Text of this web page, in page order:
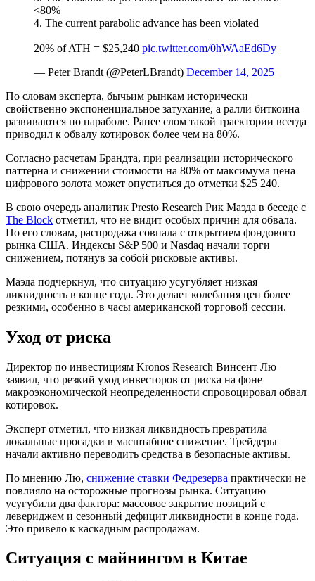
<80%
4. The current parabolic advance has been violated
20% of ATH = $25,240 pic.twitter.com/0hWAaEd6Dy
— Peter Brandt (@PeterLBrandt) December 14, 2025
По словам эксперта, бычьим рынкам исторически
свойственно экспоненциальное затухание, а ралли биткоина
развиваются по параболе. Ранее слом такой траектории всегда
приводил к обвалу котировок более чем на 80%.
Согласно расчетам Брандта, при реализации исторического
паттерна и снижении стоимости на 80% от максимума цена
цифрового золота может опуститься до отметки $25 240.
В свою очередь аналитик Presto Research Рик Маэда в беседе с
The Block отметил, что не видит особых причин для обвала.
По его словам, распродажа совпала с открытием фондового
рынка США. Индексы S&P 500 и Nasdaq начали торги
снижением, потянув за собой рисковые активы.
Маэда подчеркнул, что ситуацию усугубляет низкая
ликвидность в конце года. Это делает колебания цен более
резкими, особенно в часы американской торговой сессии.
Уход от риска
Директор по инвестициям Kronos Research Винсент Лю
заявил, что резкий уход инвесторов от риска на фоне
макроэкономической неопределенности спровоцировал обвал
котировок.
Эксперт отметил, что низкая ликвидность превратила
локальные просадки в масштабное снижение. Трейдеры
начали активно переводить средства в безопасные активы.
По мнению Лю, снижение ставки Федрезерва практически не
повлияло на осторожные прогнозы рынка. Ситуацию
усугубили два фактора: массовое закрытие позиций с
левериджем и сезонный дефицит ликвидности в конце года.
Это привело к каскадным распродажам.
Ситуация с майнингом в Китае